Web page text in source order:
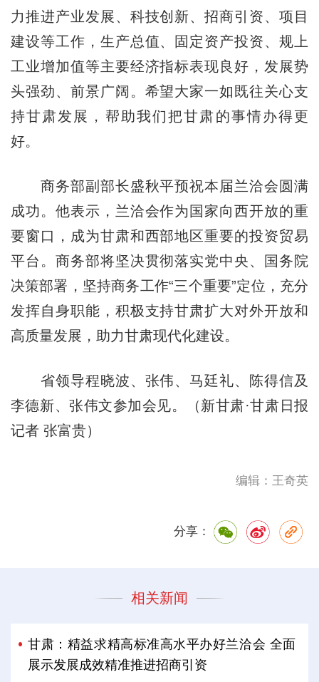
力推进产业发展、科技创新、招商引资、项目
建设等工作，生产总值、固定资产投资、规上
工业增加值等主要经济指标表现良好，发展势
头强劲、前景广阔。希望大家一如既往关心支
持甘肃发展，帮助我们把甘肃的事情办得更
好。
商务部副部长盛秋平预祝本届兰洽会圆满
成功。他表示，兰洽会作为国家向西开放的重
要窗口，成为甘肃和西部地区重要的投资贸易
平台。商务部将坚决贯彻落实党中央、国务院
决策部署，坚持商务工作“三个重要”定位，充分
发挥自身职能，积极支持甘肃扩大对外开放和
高质量发展，助力甘肃现代化建设。
省领导程晓波、张伟、马廷礼、陈得信及
李德新、张伟文参加会见。（新甘肃·甘肃日报
记者 张富贵）
编辑：王奇英
分享：
相关新闻
甘肃：精益求精高标准高水平办好兰洽会 全面
展示发展成效精准推进招商引资